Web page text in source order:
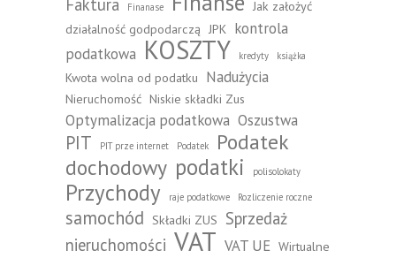
Faktura Finanase
Jak założyć
działalność godpodarczą JPK kontrola
podatkowa KOSZTY kredyty książka
Kwota wolna od podatku Nadużycia
Nieruchomość Niskie składki Zus
Optymalizacja podatkowa Oszustwa
PIT PIT prze internet Podatek
Podatek
dochodowy podatki polisolokaty
Przychody raje podatkowe Rozliczenie roczne
samochód Składki ZUS Sprzedaż
nieruchomości VAT VAT UE Wirtualne